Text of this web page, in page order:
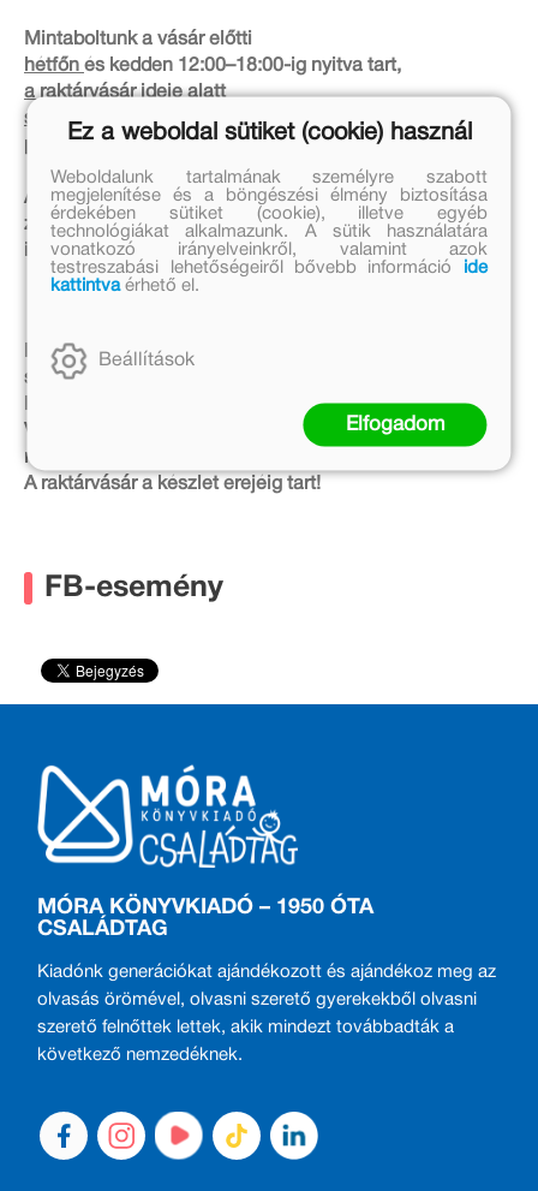
Mintaboltunk a vásár előtti
hétfőn és kedden 12:00–18:00-ig nyitva tart,
a raktárvásár ideje alatt
szerdán és csütörtökön
zárva,
pénteken 12:00–18:00-ig nyitva lesz!
A webes csomagok átvétele a raktárvásár ideje alatt is
zavartalanul működik. Az átvételre a vásár nyitvatartási
ideje alatt van lehetőség.
Már számoljuk a napokat és izgatottan várjuk, hogy
személyesen is találkozhassunk veletek
Vigyázzunk együtt a környezetre! Kérünk, hogy hozz
magaddal szatyrot (sőt bőröndöt)!
A raktárvásár a készlet erejéig tart!
FB-esemény
MÓRA KÖNYVKIADÓ – 1950 ÓTA
CSALÁDTAG
Kiadónk generációkat ajándékozott és ajándékoz meg az
olvasás örömével, olvasni szerető gyerekekből olvasni
szerető felnőttek lettek, akik mindezt továbbadták a
következő nemzedéknek.
Ez a weboldal sütiket (cookie) használ
Weboldalunk tartalmának személyre szabott
megjelenítése és a böngészési élmény biztosítása
érdekében sütiket (cookie), illetve egyéb
technológiákat alkalmazunk. A sütik használatára
vonatkozó irányelveinkről, valamint azok
testreszabási lehetőségeiről bővebb információ
ide
kattintvaérhető el.
Beállítások
Elfogadom